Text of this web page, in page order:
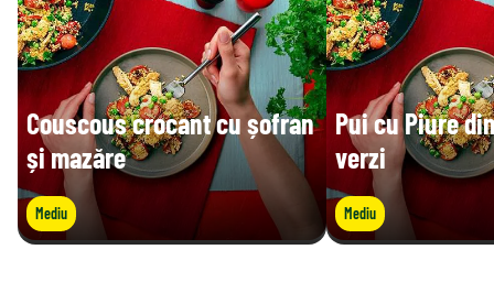
Couscous crocant cu șofran
și mazăre
Mediu
Pui cu Piure
verzi
Mediu